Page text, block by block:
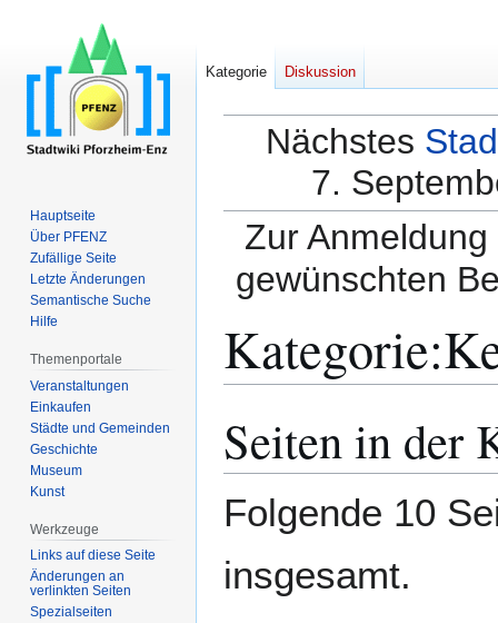
Nächstes
7.
Zur
gewünschten
Kategorie:
Navigation
Suche
Seiten in der
Folgende 10
insgesamt.
Kategorie Diskussion
Hauptseite
Über PFENZ
Zufällige Seite
Letzte Änderungen
Semantische Suche
Hilfe
Themenportale
Veranstaltungen
Einkaufen
Städte und Gemeinden
Geschichte
Museum
Kunst
Werkzeuge
Links auf diese Seite
Änderungen an
verlinkten Seiten
Spezialseiten